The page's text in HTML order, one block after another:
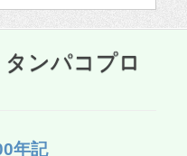
ンパコプロ
年記